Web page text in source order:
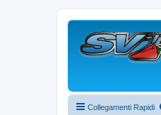
Collegamenti Rapidi